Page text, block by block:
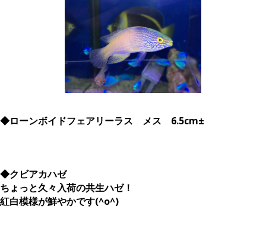
◆ローンボイドフェアリーラス メス 6.5cm±
◆クビアカハゼ
ちょっと久々入荷の共生ハゼ！
紅白模様が鮮やかです(^o^)